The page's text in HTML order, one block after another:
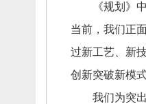
《规划》中
当前， 我们正
过新工艺、 新
创新突破新模
我们为突出